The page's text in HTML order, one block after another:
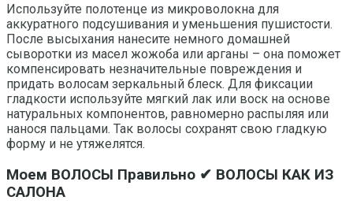
Используйте полотенце из микроволокна для
аккуратного подсушивания и уменьшения пушистости.
После высыхания нанесите немного домашней
сыворотки из масел жожоба или арганы – она поможет
компенсировать незначительные повреждения и
придать волосам зеркальный блеск. Для фиксации
гладкости используйте мягкий лак или воск на основе
натуральных компонентов, равномерно распыляя или
нанося пальцами. Так волосы сохранят свою гладкую
форму и не утяжелятся.
Моем ВОЛОСЫ Правильно ✔ ВОЛОСЫ КАК ИЗ
САЛОНА